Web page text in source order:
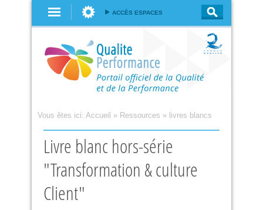
ACCÈS ESPACES
Vous êtes ici: Accueil » Ressources » livres blancs
Livre blanc hors-série
"Transformation & culture
Client"